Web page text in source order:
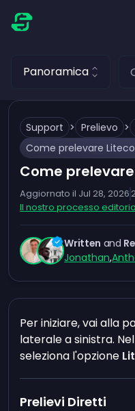
Panoramica
Support > Prelievo >
Come
Aggiornato il Jul 28, 2026
Il nostro processo
Written and
Jonathan,
Per iniziare, vai alla
laterale a sinistra.
seleziona l'opzione
Prelievi Diretti